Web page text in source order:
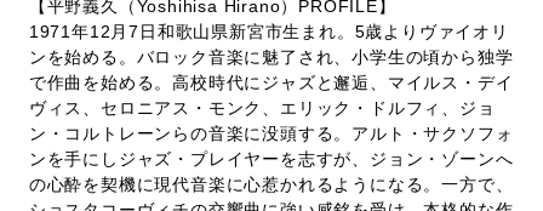
【平野義久（Yoshihisa Hirano）PROFILE】
1971年12月7日和歌山県新宮市生まれ。5歳よりヴァイオリ
ンを始める。バロック音楽に魅了され、小学生の頃から独学
で作曲を始める。高校時代にジャズと邂逅、マイルス・デイ
ヴィス、セロニアス・モンク、エリック・ドルフィ、ジョ
ン・コルトレーンらの音楽に没頭する。アルト・サクソフォ
ンを手にしジャズ・プレイヤーを志すが、ジョン・ゾーンへ
の心酔を契機に現代音楽に心惹かれるようになる。一方で、